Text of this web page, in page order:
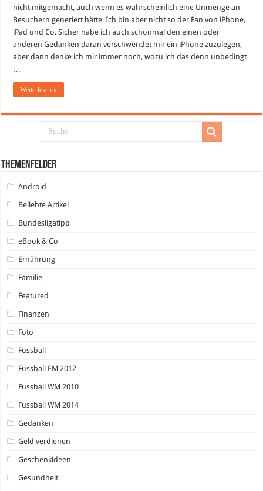
nicht mitgemacht, auch wenn es wahrscheinlich eine Unmenge an
Besuchern generiert hätte. Ich bin aber nicht so der Fan von iPhone,
iPad und Co. Sicher habe ich auch schonmal den einen oder
anderen Gedanken daran verschwendet mir ein iPhone zuzulegen,
aber dann denke ich mir immer noch, wozu ich das denn unbedingt
…
Weiterlesen »
Themenfelder
Android
Beliebte Artikel
Bundesligatipp
eBook & Co
Ernährung
Familie
Featured
Finanzen
Foto
Fussball
Fussball EM 2012
Fussball WM 2010
Fussball WM 2014
Gedanken
Geld verdienen
Geschenkideen
Gesundheit